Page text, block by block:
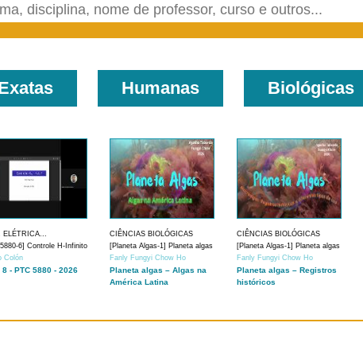
Humanas Biológicas
ELÉTRICA...
6] Controle H-Infinito
Colón
8 - PTC 5880 - 2026
CIÊNCIAS BIOLÓGICAS
[Planeta Algas-1] Planeta algas
Fanly Fungyi Chow Ho
Planeta algas – Algas na
América Latina
CIÊNCIAS BIOLÓGICAS
[Planeta Algas-1] Planeta algas
Fanly Fungyi Chow Ho
Planeta algas – Registros
históricos